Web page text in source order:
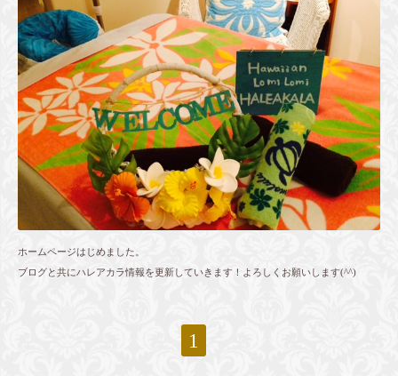
ホームページはじめました。
ブログと共にハレアカラ情報を更新していきます！よろしくお願いします(^^)
1